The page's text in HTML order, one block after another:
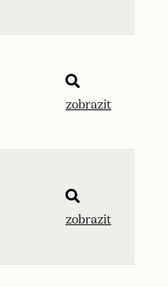
zobrazit
zobrazit